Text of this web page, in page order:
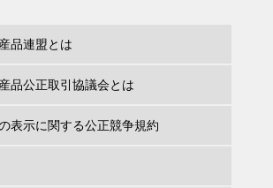
品連盟とは
品公正取引協議会とは
表示に関する公正競争規約